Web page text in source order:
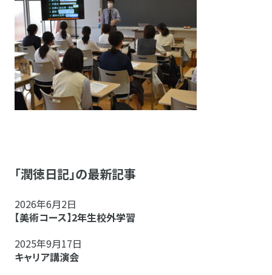
「潤徳日記」の最新記事
2026年6月2日
【美術コース】2年生校外学習
2025年9月17日
キャリア講演会